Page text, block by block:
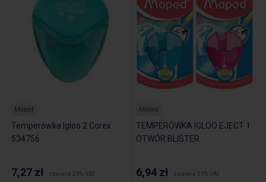
Maped
Temperówka Igloo 2 Corex
534756
7,27 zł zawiera 23% VAT
Maped
TEMPERÓWKA IGLOO EJECT 1
OTWÓR BLISTER
6,94 zł zawiera 23% VAT